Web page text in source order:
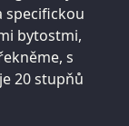
specifickou
bytostmi,
s
20 stupňů